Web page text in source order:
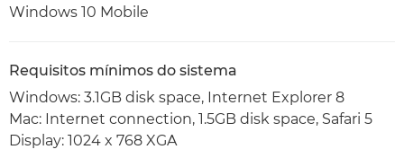
Windows 10 Mobile
Requisitos mínimos do sistema
Windows: 3.1GB disk space, Internet Explorer 8
Mac: Internet connection, 1.5GB disk space, Safari 5
Display: 1024 x 768 XGA